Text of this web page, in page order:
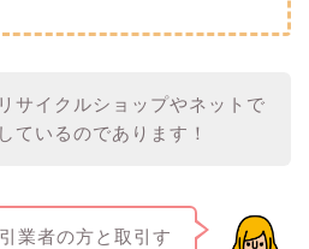
サイクルショップやネットで
ているのであります！
業者の方と取引す